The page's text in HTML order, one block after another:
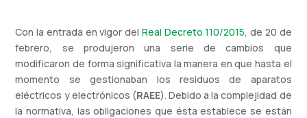
Con la entrada en vigor del Real Decreto 110/2015, de 20 de
febrero, se produjeron una serie de cambios que
modificaron de forma significativa la manera en que hasta el
momento se gestionaban los residuos de aparatos
eléctricos y electrónicos (RAEE). Debido a la complejidad de
la normativa, las obligaciones que ésta establece se están